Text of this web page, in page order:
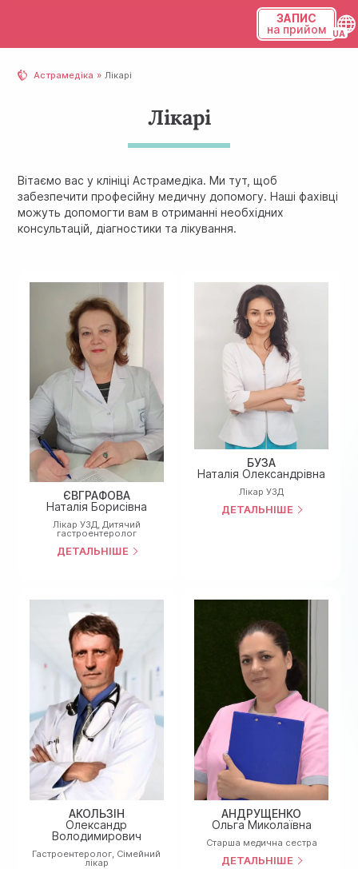
ЗАПИС
на прийом
Астрамедіка Лікарі
Лікарі
Вітаємо вас у клініці Астрамедiка. Ми тут, щоб
забезпечити професійну медичну допомогу. Наші фахівці
можуть допомогти вам в отриманні необхідних
консультацій, діагностики та лікування.
ЄВГРАФОВА
Наталія Борисівна
Лiкар УЗД, Дитячий
гастроентеролог
ДЕТАЛЬНІШЕ
БУЗА
Наталія Олександрівна
Лiкар УЗД
ДЕТАЛЬНІШЕ
АКОЛЬЗІН
Олександр
Володимирович
Гастроентеролог, Сімейний
лікар
АНДРУЩЕНКО
Ольга Миколаївна
Cтарша медична сестра
ДЕТАЛЬНІШЕ